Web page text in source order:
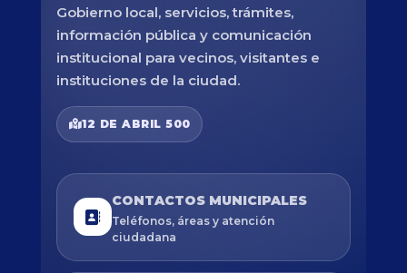
Gobierno local, servicios, trámites,
información pública y comunicación
institucional para vecinos, visitantes e
instituciones de la ciudad.
12 DE ABRIL 500
CONTACTOS MUNICIPALES
Teléfonos, áreas y atención
ciudadana